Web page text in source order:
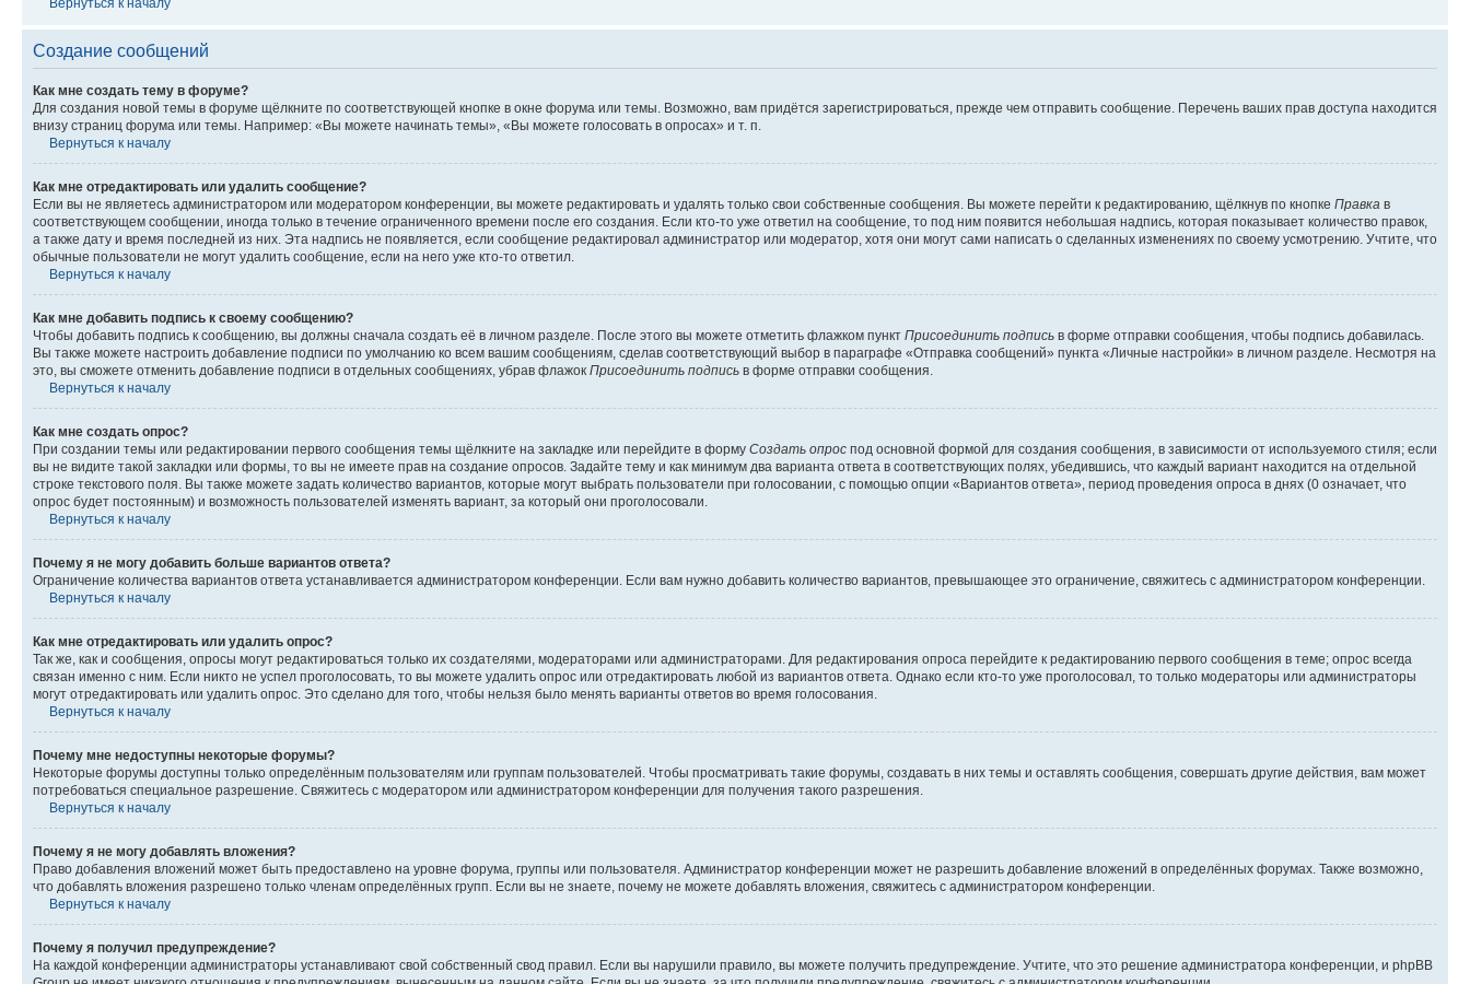
Создание сообщений
Как мне создать тему в форуме?
Для создания новой темы в форуме щёлкните по соответствующей кнопке в окне форума или темы. Возможно, вам придётся зарегистрироваться, прежде чем отправить сообщение. Перечень ваших прав доступа находится
внизу страниц форума или темы. Например: «Вы можете начинать темы», «Вы можете голосовать в опросах» и т. п.
Вернуться к началу
Как мне отредактировать или удалить сообщение?
Если вы не являетесь администратором или модератором конференции, вы можете редактировать и удалять только свои собственные сообщения. Вы можете перейти к редактированию, щёлкнув по кнопке Правка в
соответствующем сообщении, иногда только в течение ограниченного времени после его создания. Если кто-то уже ответил на сообщение, то под ним появится небольшая надпись, которая показывает количество правок,
а также дату и время последней из них. Эта надпись не появляется, если сообщение редактировал администратор или модератор, хотя они могут сами написать о сделанных изменениях по своему усмотрению. Учтите, что
обычные пользователи не могут удалить сообщение, если на него уже кто-то ответил.
Вернуться к началу
Как мне добавить подпись к своему сообщению?
Чтобы добавить подпись к сообщению, вы должны сначала создать её в личном разделе. После этого вы можете отметить флажком пункт Присоединить подпись в форме отправки сообщения, чтобы подпись добавилась.
Вы также можете настроить добавление подписи по умолчанию ко всем вашим сообщениям, сделав соответствующий выбор в параграфе «Отправка сообщений» пункта «Личные настройки» в личном разделе. Несмотря на
это, вы сможете отменить добавление подписи в отдельных сообщениях, убрав флажок Присоединить подпись в форме отправки сообщения.
Вернуться к началу
Как мне создать опрос?
При создании темы или редактировании первого сообщения темы щёлкните на закладке или перейдите в форму Создать опрос под основной формой для создания сообщения, в зависимости от используемого стиля; если
вы не видите такой закладки или формы, то вы не имеете прав на создание опросов. Задайте тему и как минимум два варианта ответа в соответствующих полях, убедившись, что каждый вариант находится на отдельной
строке текстового поля. Вы также можете задать количество вариантов, которые могут выбрать пользователи при голосовании, с помощью опции «Вариантов ответа», период проведения опроса в днях (0 означает, что
опрос будет постоянным) и возможность пользователей изменять вариант, за который они проголосовали.
Вернуться к началу
Почему я не могу добавить больше вариантов ответа?
Ограничение количества вариантов ответа устанавливается администратором конференции. Если вам нужно добавить количество вариантов, превышающее это ограничение, свяжитесь с администратором конференции.
Вернуться к началу
Как мне отредактировать или удалить опрос?
Так же, как и сообщения, опросы могут редактироваться только их создателями, модераторами или администраторами. Для редактирования опроса перейдите к редактированию первого сообщения в теме; опрос всегда
связан именно с ним. Если никто не успел проголосовать, то вы можете удалить опрос или отредактировать любой из вариантов ответа. Однако если кто-то уже проголосовал, то только модераторы или администраторы
могут отредактировать или удалить опрос. Это сделано для того, чтобы нельзя было менять варианты ответов во время голосования.
Вернуться к началу
Почему мне недоступны некоторые форумы?
Некоторые форумы доступны только определённым пользователям или группам пользователей. Чтобы просматривать такие форумы, создавать в них темы и оставлять сообщения, совершать другие действия, вам может
потребоваться специальное разрешение. Свяжитесь с модератором или администратором конференции для получения такого разрешения.
Вернуться к началу
Почему я не могу добавлять вложения?
Право добавления вложений может быть предоставлено на уровне форума, группы или пользователя. Администратор конференции может не разрешить добавление вложений в определённых форумах. Также возможно,
что добавлять вложения разрешено только членам определённых групп. Если вы не знаете, почему не можете добавлять вложения, свяжитесь с администратором конференции.
Вернуться к началу
Почему я получил предупреждение?
На каждой конференции администраторы устанавливают свой собственный свод правил. Если вы нарушили правило, вы можете получить предупреждение. Учтите, что это решение администратора конференции, и phpBB